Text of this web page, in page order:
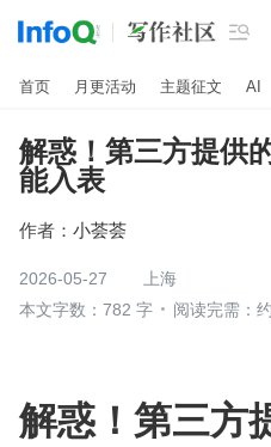

首页 月更活动 主题征文 AI
解惑！第三方提供
能入表
作者： 小荟荟
2026-05-27
上海
本文字数：782 字
阅读完需：
解惑！第三方